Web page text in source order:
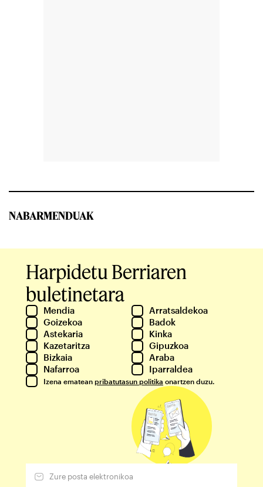
NABARMENDUAK
Harpidetu Berriaren
buletinetara
Mendia
Arratsaldekoa
Goizekoa
Badok
Astekaria
Kinka
Kazetaritza
Gipuzkoa
Bizkaia
Araba
Nafarroa
Iparraldea
Izena ematean pribatutasun politika onartzen duzu.